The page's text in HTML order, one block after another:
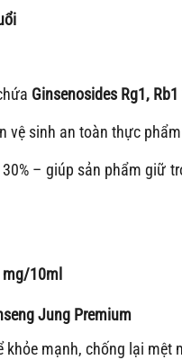
Ginsenosides Rg1,
vệ sinh an toàn thực
– giúp sản phẩm giữ
mg/10ml
Jung Premium
khỏe mạnh, chống lại mệt